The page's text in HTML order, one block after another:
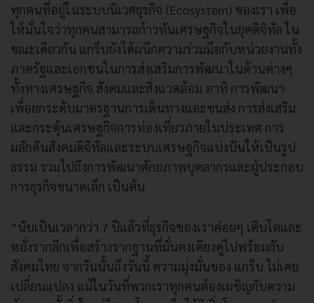
ทุกคนที่อยู่ในระบบนิเวศธุรกิจ (Ecosystem) ของเรา เพื่อ
ให้มั่นใจว่าทุกคนสามารถก้าวทันเศรษฐกิจในยุคดิจิทัล ใน
ขณะเดียวกัน แกร็บยังได้ผนึกความร่วมมือกับหน่วยงานทั้ง
ภาครัฐและเอกชนในการส่งเสริมการพัฒนาในด้านต่างๆ
ทั้งทางเศรษฐกิจ สังคมและสิ่งแวดล้อม อาทิ การพัฒนา
เพื่อยกระดับมาตรฐานการเดินทางและขนส่ง การส่งเสริม
และกระตุ้นเศรษฐกิจการท่องเที่ยวภายในประเทศ การ
ผลักดันสังคมดิจิทัลและระบบเศรษฐกิจแบ่งปันให้เป็นรูป
ธรรม รวมไปถึงการพัฒนาศักยภาพบุคลากรและผู้ประกอบ
การธุรกิจขนาดเล็ก เป็นต้น
“นับเป็นเวลากว่า 7 ปีแล้วที่ธุรกิจของเราค่อยๆ เติบโตและ
หยั่งรากลึกเพื่อสร้างรากฐานที่มั่นคงเคียงคู่ไปพร้อมกับ
สังคมไทย จากวันนั้นถึงวันนี้ ความมุ่งมั่นของ แกร็บ ไม่เคย
เปลี่ยนแปลง แม้ในวันที่พวกเราทุกคนต้องเผชิญกับความ